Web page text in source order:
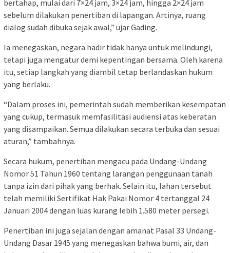
bertahap, mulai dari 7×24 jam, 3×24 jam, hingga 2×24 jam
sebelum dilakukan penertiban di lapangan. Artinya, ruang
dialog sudah dibuka sejak awal,” ujar Gading.
Ia menegaskan, negara hadir tidak hanya untuk melindungi,
tetapi juga mengatur demi kepentingan bersama. Oleh karena
itu, setiap langkah yang diambil tetap berlandaskan hukum
yang berlaku.
“Dalam proses ini, pemerintah sudah memberikan kesempatan
yang cukup, termasuk memfasilitasi audiensi atas keberatan
yang disampaikan. Semua dilakukan secara terbuka dan sesuai
aturan,” tambahnya.
Secara hukum, penertiban mengacu pada Undang-Undang
Nomor 51 Tahun 1960 tentang larangan penggunaan tanah
tanpa izin dari pihak yang berhak. Selain itu, lahan tersebut
telah memiliki Sertifikat Hak Pakai Nomor 4 tertanggal 24
Januari 2004 dengan luas kurang lebih 1.580 meter persegi.
Penertiban ini juga sejalan dengan amanat Pasal 33 Undang-
Undang Dasar 1945 yang menegaskan bahwa bumi, air, dan